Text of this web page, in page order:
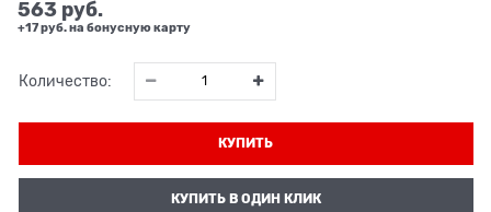
563 руб.
+17 руб. на бонусную карту
Количество:
КУПИТЬ
КУПИТЬ В ОДИН КЛИК